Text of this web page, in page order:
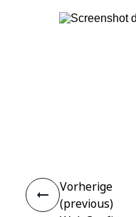
Vorherige
(previous)